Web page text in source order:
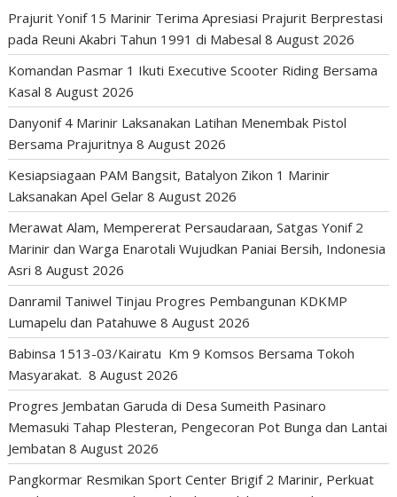
Prajurit Yonif 15 Marinir Terima Apresiasi Prajurit Berprestasi
pada Reuni Akabri Tahun 1991 di Mabesal 8 August 2026
Komandan Pasmar 1 Ikuti Executive Scooter Riding Bersama
Kasal 8 August 2026
Danyonif 4 Marinir Laksanakan Latihan Menembak Pistol
Bersama Prajuritnya 8 August 2026
Kesiapsiagaan PAM Bangsit, Batalyon Zikon 1 Marinir
Laksanakan Apel Gelar 8 August 2026
Merawat Alam, Mempererat Persaudaraan, Satgas Yonif 2
Marinir dan Warga Enarotali Wujudkan Paniai Bersih, Indonesia
Asri 8 August 2026
Danramil Taniwel Tinjau Progres Pembangunan KDKMP
Lumapelu dan Patahuwe 8 August 2026
Babinsa 1513-03/Kairatu Km 9 Komsos Bersama Tokoh
Masyarakat. 8 August 2026
Progres Jembatan Garuda di Desa Sumeith Pasinaro
Memasuki Tahap Plesteran, Pengecoran Pot Bunga dan Lantai
Jembatan 8 August 2026
Pangkormar Resmikan Sport Center Brigif 2 Marinir, Perkuat